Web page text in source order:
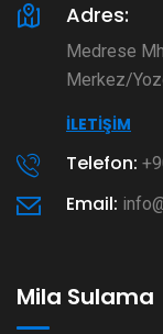
Adres:
Medrese
Merkez/
İLETIŞIM
Telefon:
Email:
Mila Sulama